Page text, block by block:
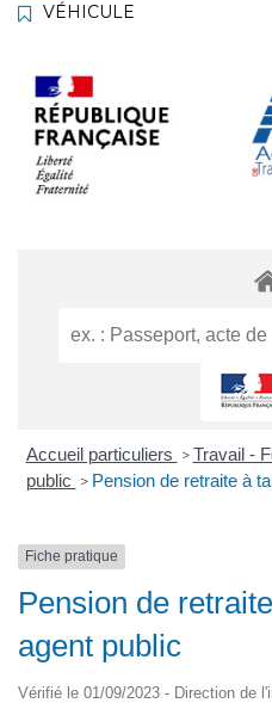
VÉHICULE
Accueil particuliers > Travail -
public > Pension de retraite à
Fiche pratique
Pension de
agent public
Vérifié le 01/09/2023 - Direction de